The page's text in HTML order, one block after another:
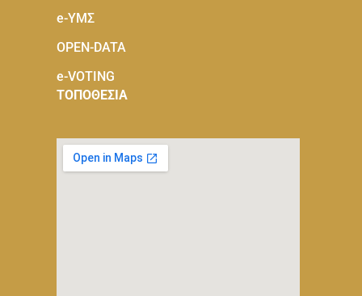
e-ΥΜΣ
OPEN-DATA
e-VOTING
ΤΟΠΟΘΕΣΙΑ